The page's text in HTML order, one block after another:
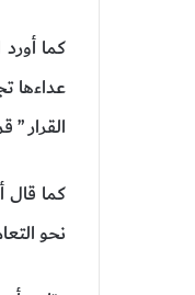
كما
عداءها
القرار
كما قال
نحو